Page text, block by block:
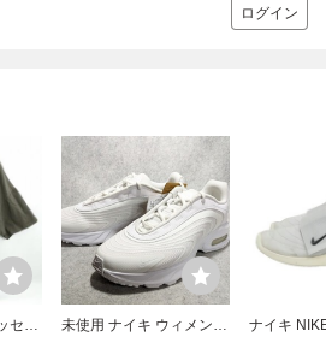
ログイン
セン
未使用 ナイキ ウィメンズ
ナイキ